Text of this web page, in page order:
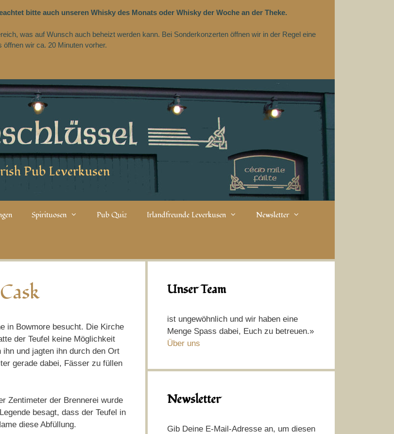
bitte auch unseren Whisky des Monats oder Whisky der Woche an der Theke.
was auf Wunsch auch beheizt werden kann. Bei Sonderkonzerten öffnen wir in der Regel eine
öffnen wir ca. 20 Minuten vorher.
Pub Leverkusen
Spirituosen Pub Quiz Irlandfreunde Leverkusen Newsletter
in Bowmore besucht. Die Kirche
der Teufel keine Möglichkeit
und jagten ihn durch den Ort
gerade dabei, Fässer zu füllen
Zentimeter der Brennerei wurde
besagt, dass der Teufel in
diese Abfüllung.
Unser Team
ist ungewöhnlich und wir haben eine
Menge Spass dabei, Euch zu betreuen.»
Über uns
Newsletter
Gib Deine E-Mail-Adresse an, um diesen